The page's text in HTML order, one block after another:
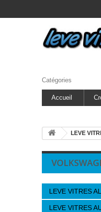
Catégories
Accueil
LEVE
LEVE VITRES
LEVE VITRES